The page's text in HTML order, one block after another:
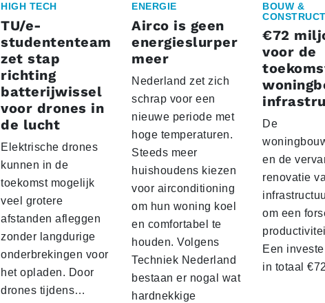
HIGH TECH
TU/e-
studententeam
zet stap
richting
batterijwissel
voor drones in
de lucht
Elektrische drones
kunnen in de
toekomst mogelijk
veel grotere
afstanden afleggen
zonder langdurige
onderbrekingen voor
het opladen. Door
drones tijdens…
ENERGIE
Airco is geen
energieslurper
meer
Nederland zet zich
schrap voor een
nieuwe periode met
hoge temperaturen.
Steeds meer
huishoudens kiezen
voor airconditioning
om hun woning koel
en comfortabel te
houden. Volgens
Techniek Nederland
bestaan er nogal wat
hardnekkige
BOUW &
€72
voor de
De
en de
renovatie
om een
Een
in totaal